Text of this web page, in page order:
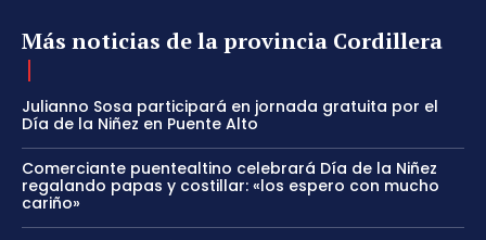
Más noticias de la provincia Cordillera
Julianno Sosa participará en jornada gratuita por el
Día de la Niñez en Puente Alto
Comerciante puentealtino celebrará Día de la Niñez
regalando papas y costillar: «los espero con mucho
cariño»